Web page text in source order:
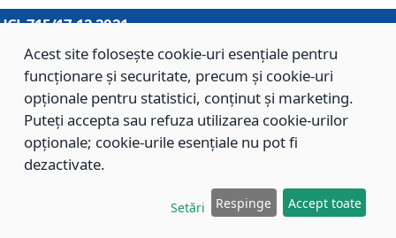
715/17.12.2021
Titlu: Aprobarea Planului de acţiuni sau lucrări de interes
local pentru anul 2022.
714/17.12.2021
Titlu: Modificarea Anexei la H.C.L. nr. 709/2020 privind
aprobarea Regulamentului de Organizare şi Funcţionare
Direcţiei de Asistenţă Socială Braşov.
Acest site folosește cookie-uri esențiale pentru
funcționare și securitate, precum și cookie-uri
opționale pentru statistici, conținut și marketing.
Puteți accepta sau refuza utilizarea cookie-urilor
opționale; cookie-urile esențiale nu pot fi
dezactivate.
Setări Respinge Accept toate